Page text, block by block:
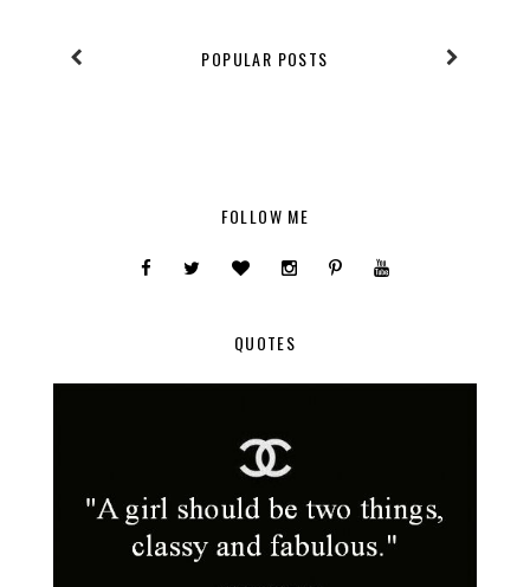
POPULAR POSTS
FOLLOW ME
QUOTES